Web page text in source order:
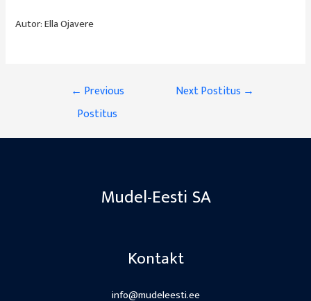
Autor: Ella Ojavere
Navigeerimine
← Previous
Postitus
Next Postitus →
Mudel-Eesti SA
Kontakt
info@mudeleesti.ee